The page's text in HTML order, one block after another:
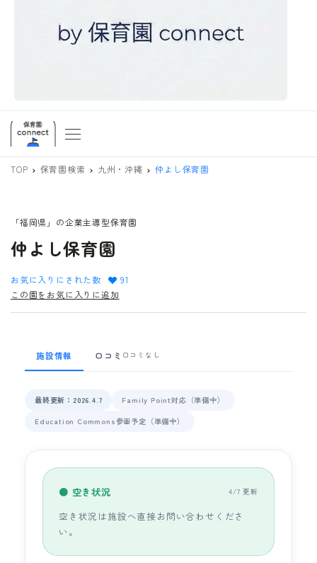
TOP 保育園検索 九州・沖縄 仲よし保育園
「福岡県」の企業主導型保育園
仲よし保育園
お気に入りにされた数
91
この園をお気に入りに追加
施設情報 口コミ 口コミなし
最終更新：2026.4.7
Family Point対応（準備中）
Education Commons参画予定（準備中）
● 空き状況 4/7 更新
空き状況は施設へ直接お問い合わせくださ
い。